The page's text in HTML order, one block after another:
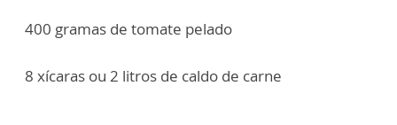
400 gramas de tomate pelado
8 xícaras ou 2 litros de caldo de carne